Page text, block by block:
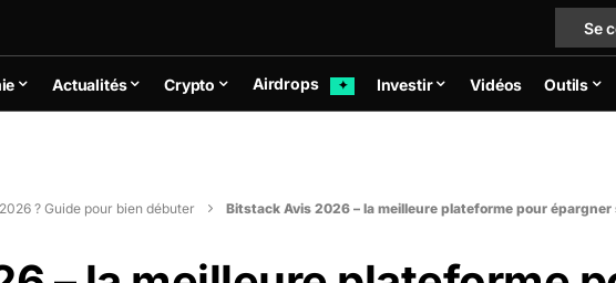
Se
Actualités Crypto Airdrops ✦ Investir Vidéos Outils
? Guide pour bien débuter Bitstack Avis 2026 – la meilleure plateforme pour